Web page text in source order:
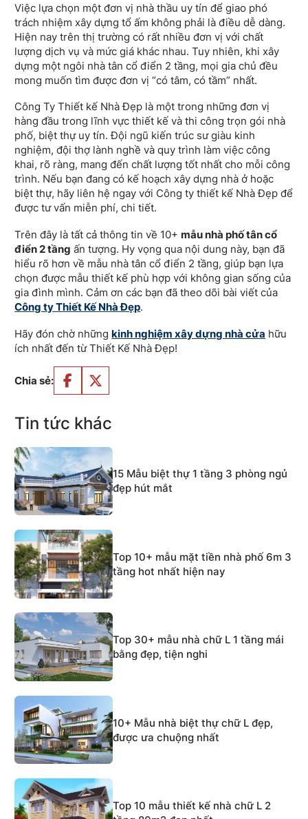
Việc lựa chọn một đơn vị nhà thầu uy tín để giao phó
trách nhiệm xây dựng tổ ấm không phải là điều dễ dàng.
Hiện nay trên thị trường có rất nhiều đơn vị với chất
lượng dịch vụ và mức giá khác nhau. Tuy nhiên, khi xây
dựng một ngôi nhà tân cổ điển 2 tầng, mọi gia chủ đều
mong muốn tìm được đơn vị “có tâm, có tầm” nhất.
Công Ty Thiết kế Nhà Đẹp là một trong những đơn vị
hàng đầu trong lĩnh vực thiết kế và thi công trọn gói nhà
phố, biệt thự uy tín. Đội ngũ kiến trúc sư giàu kinh
nghiệm, đội thợ lành nghề và quy trình làm việc công
khai, rõ ràng, mang đến chất lượng tốt nhất cho mỗi công
trình. Nếu bạn đang có kế hoạch xây dựng nhà ở hoặc
biệt thự, hãy liên hệ ngay với Công ty thiết kế Nhà Đẹp để
được tư vấn miễn phí, chi tiết.
Trên đây là tất cả thông tin về 10+ mẫu nhà phố tân cổ
điển 2 tầng ấn tượng. Hy vọng qua nội dung này, bạn đã
hiểu rõ hơn về mẫu nhà tân cổ điển 2 tầng, giúp bạn lựa
chọn được mẫu thiết kế phù hợp với không gian sống của
gia đình mình. Cảm ơn các bạn đã theo dõi bài viết của
Công ty Thiết Kế Nhà Đẹp.
Hãy đón chờ nhữngkinh nghiệm xây dựng nhà cửa hữu
ích nhất đến từ Thiết Kế Nhà Đẹp!
Chia sẻ:
Tin tức khác
15 Mẫu biệt thự 1 tầng 3 phòng ngủ
đẹp hút mắt
Top 10+ mẫu mặt tiền nhà phố 6m 3
tầng hot nhất hiện nay
Top 30+ mẫu nhà chữ L 1 tầng mái
bằng đẹp, tiện nghi
10+ Mẫu nhà biệt thự chữ L đẹp,
được ưa chuộng nhất
Top 10 mẫu thiết kế nhà chữ L 2